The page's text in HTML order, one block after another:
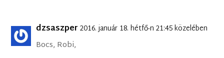
dzsaszper 2016. január 18. hétfő-n 21:45 közelében
Bocs, Robi,